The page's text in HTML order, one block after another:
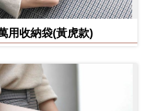
用收納袋(黃虎款)